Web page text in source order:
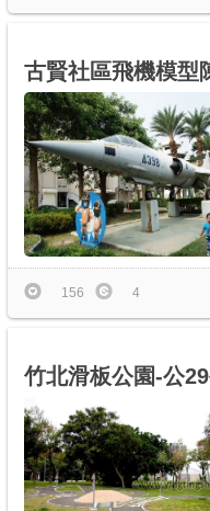
古賢社區飛機模型
156 4
竹北滑板公園-公